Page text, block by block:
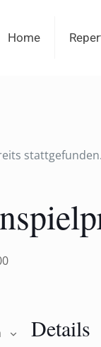
Home
stattgefunden.
Details